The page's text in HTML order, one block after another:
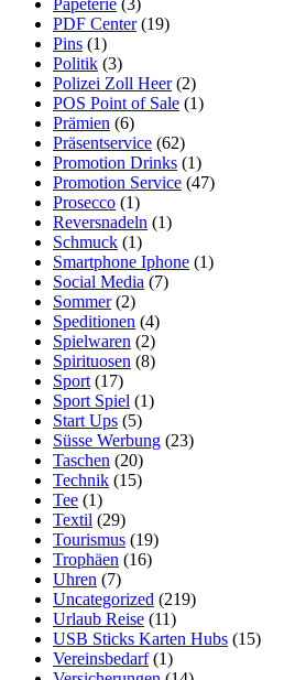
PDF Center(19)
Pins (1)
Politik (3)
Polizei Zoll Heer(2)
POS Point of Sale (1)
Prämien (6)
Präsentservice (62)
Promotion Drinks (1)
Promotion Service (47)
Prosecco (1)
Reversnadeln (1)
Schmuck (1)
Smartphone Iphone (1)
Social Media (7)
Sommer(2)
Speditionen (4)
Spielwaren (2)
Spirituosen (8)
Sport (17)
Sport Spiel (1)
Start Ups (5)
Süsse Werbung (23)
Taschen (20)
Technik (15)
Tee (1)
Textil (29)
Tourismus (19)
Trophäen (16)
Uhren (7)
Uncategorized (219)
Urlaub Reise (11)
USB Sticks Karten Hubs (15)
Vereinsbedarf(1)